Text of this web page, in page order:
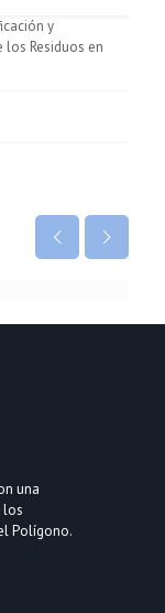
y
Residuos en
una
los
Polígono.